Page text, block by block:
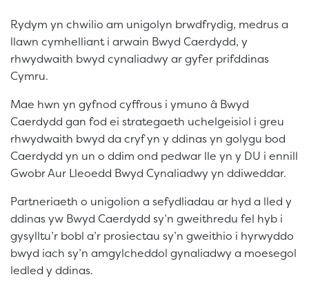
Rydym yn chwilio am unigolyn brwdfrydig, medrus a
llawn cymhelliant i arwain Bwyd Caerdydd, y
rhwydwaith bwyd cynaliadwy ar gyfer prifddinas
Cymru.
Mae hwn yn gyfnod cyffrous i ymuno â Bwyd
Caerdydd gan fod ei strategaeth uchelgeisiol i greu
rhwydwaith bwyd da cryf yn y ddinas yn golygu bod
Caerdydd yn un o ddim ond pedwar lle yn y DU i ennill
Gwobr Aur Lleoedd Bwyd Cynaliadwy yn ddiweddar.
Partneriaeth o unigolion a sefydliadau ar hyd a lled y
ddinas yw Bwyd Caerdydd sy’n gweithredu fel hyb i
gysylltu’r bobl a’r prosiectau sy’n gweithio i hyrwyddo
bwyd iach sy’n amgylcheddol gynaliadwy a moesegol
ledled y ddinas.